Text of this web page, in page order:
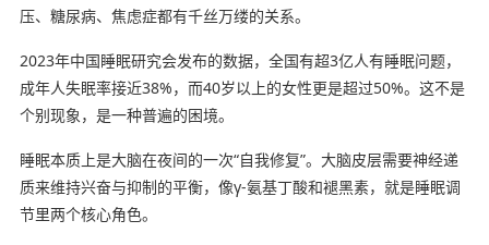
压、糖尿病、焦虑症都有千丝万缕的关系。
2023年中国睡眠研究会发布的数据，全国有超3亿人有睡眠问题，
成年人失眠率接近38%，而40岁以上的女性更是超过50%。这不是
个别现象，是一种普遍的困境。
睡眠本质上是大脑在夜间的一次“自我修复”。大脑皮层需要神经递
质来维持兴奋与抑制的平衡，像γ-氨基丁酸和褪黑素，就是睡眠调
节里两个核心角色。